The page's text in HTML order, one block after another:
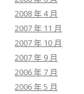
2008 年 4 月
2007 年 11 月
2007 年 10 月
2007 年 9 月
2006 年 7 月
2006 年 5 月